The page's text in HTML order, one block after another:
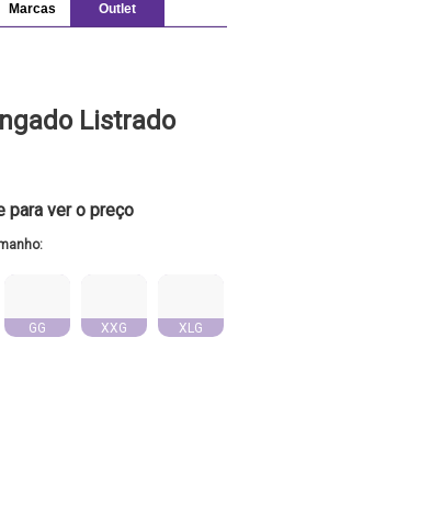
Marcas Outlet
Listrado
para ver o preço
GG XXG XLG